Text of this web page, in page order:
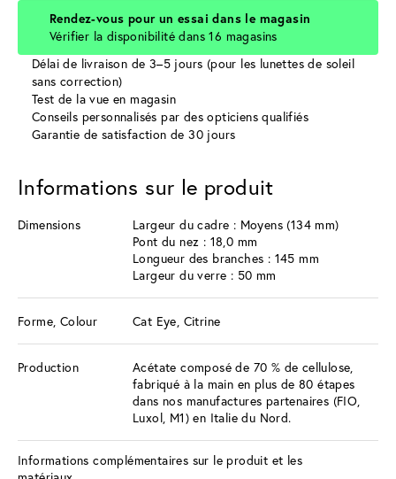
Rendez-vous pour un essai dans le magasin
Vérifier la disponibilité dans 16 magasins
Délai de livraison de 3–5 jours (pour les lunettes de soleil
sans correction)
Test de la vue en magasin
Conseils personnalisés par des opticiens qualifiés
Garantie de satisfaction de 30 jours
Informations sur le produit
Dimensions
Largeur du cadre : Moyens (134 mm)
Pont du nez : 18,0 mm
Longueur des branches : 145 mm
Largeur du verre : 50 mm
Forme, Colour Cat Eye, Citrine
Production
Acétate composé de 70 % de cellulose,
fabriqué à la main en plus de 80 étapes
dans nos manufactures partenaires (FIO,
Luxol, M1) en Italie du Nord.
Informations complémentaires sur le produit et les